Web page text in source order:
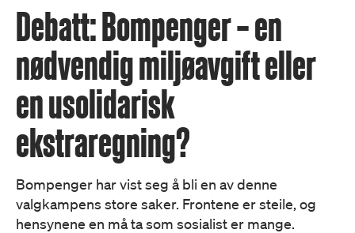
Debatt: Bompenger – en
nødvendig miljøavgift eller
en usolidarisk
ekstraregning?
Bompenger har vist seg å bli en av denne
valgkampens store saker. Frontene er steile, og
hensynene en må ta som sosialist er mange.